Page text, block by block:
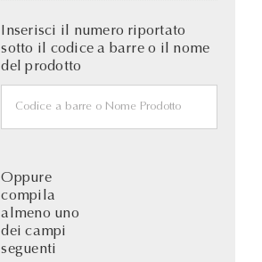
Inserisci il numero riportato
sotto il codice a barre o il nome
del prodotto
Oppure
compila
almeno uno
dei campi
seguenti